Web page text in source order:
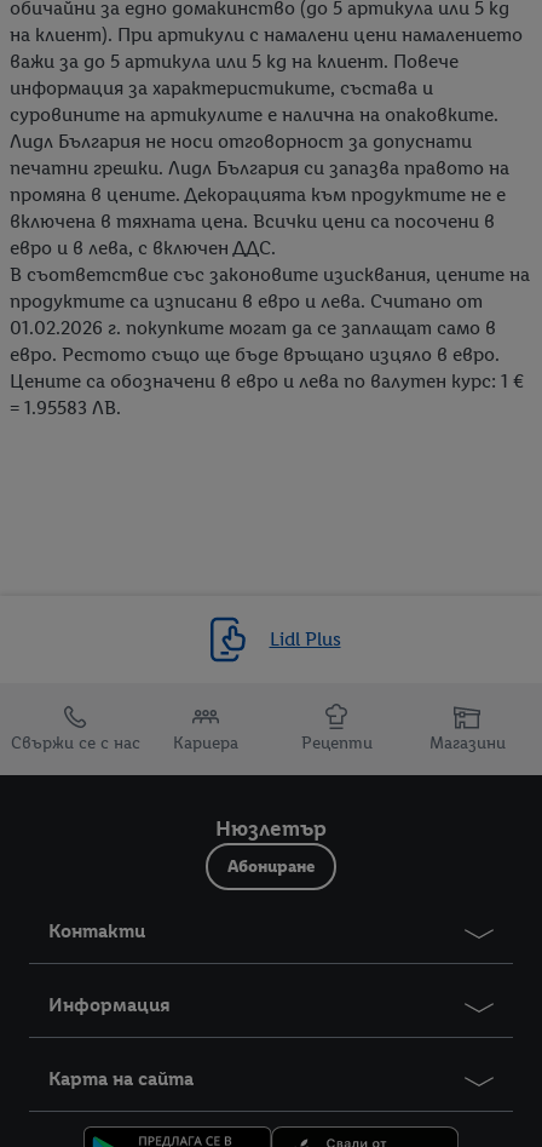
CRIVIT
обичайни за едно домакинство (до 5 артикула или 5 kg
на клиент). При артикули с намалени цени намалението
важи за до 5 артикула или 5 kg на клиент. Повече
информация за характеристиките, състава и
суровините на артикулите е налична на опаковките.
Лидл България не носи отговорност за допуснати
печатни грешки. Лидл България си запазва правото на
промяна в цените. Декорацията към продуктите не е
включена в тяхната цена. Всички цени са посочени в
евро и в лева, с включен ДДС.
В съответствие със законовите изисквания, цените на
продуктите са изписани в евро и лева. Считано от
01.02.2026 г. покупките могат да се заплащат само в
евро. Рестото също ще бъде връщано изцяло в евро.
Цените са обозначени в евро и лева по валутен курс: 1 €
= 1.95583 ЛВ.
Lidl Plus
Препратки към
Свържи се с нас Кариера Рецепти Магазини
Нюзлетър
Абониране
Контакти
Информация
Карта на сайта